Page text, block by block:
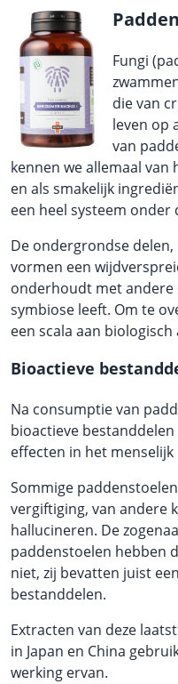
Fungi
die van
leven op
van
kennen we allemaal
en als smakelijk
een heel systeem onder
De ondergrondse
vormen een
onderhoudt met andere
symbiose leeft. Om te
een scala aan
Bioactieve
Na consumptie van
bioactieve
effecten in het menselijk
Sommige
vergiftiging, van andere
hallucineren. De
paddenstoelen hebben
niet, zij bevatten juist
bestanddelen.
Extracten van deze
in Japan en China
werking ervan.